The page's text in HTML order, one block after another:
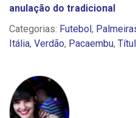
anulação do tradicional
Categorias: Futebol,
Itália, Verdão, Pacaembu,